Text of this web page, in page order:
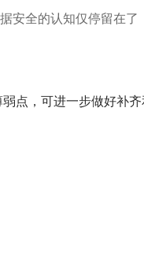
安全的认知仅停留在了
点，可进一步做好补齐